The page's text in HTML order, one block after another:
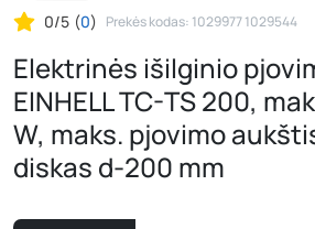
0/5 (0) Prekės kodas: 1029977 1029544
Elektrinės išilginio
EINHELL TC-TS 200,
W, maks. pjovimo
diskas d-200 mm